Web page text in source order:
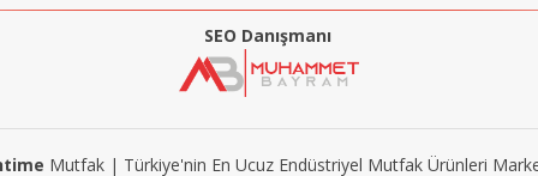
SEO Danışmanı
Mutfak | Türkiye'nin En Ucuz Endüstriyel Mutfak Ürünleri